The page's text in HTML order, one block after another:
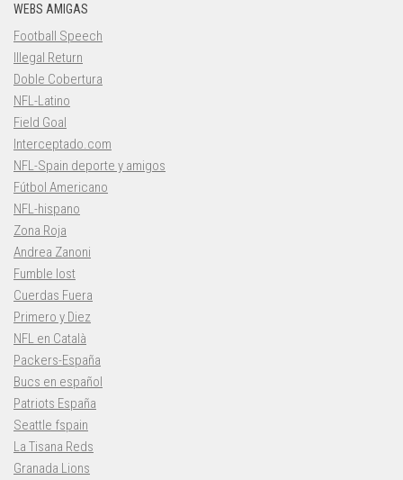
WEBS AMIGAS
Football Speech
Illegal Return
Doble Cobertura
NFL-Latino
Field Goal
Interceptado.com
NFL-Spain deporte y amigos
Fútbol Americano
NFL-hispano
Zona Roja
Andrea Zanoni
Fumble lost
Cuerdas Fuera
Primero y Diez
NFL en Català
Packers-España
Bucs en español
Patriots España
Seattle fspain
La Tisana Reds
Granada Lions